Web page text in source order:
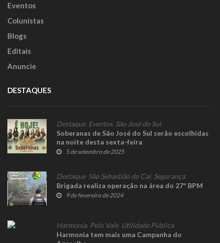
Eventos
Colunistas
Blogs
Editais
Anuncie
DESTAQUES
Destaque, Eventos, São José do Sul
Soberanas de São José do Sul serão escolhidas
na noite desta sexta-feira
5 de setembro de 2025
Destaque, São Sebastião do Caí, Segurança
Brigada realiza operação na área do 27º BPM
9 de fevereiro de 2024
Harmonia, Pelo Vale, Utilidade Pública
Harmonia tem mais uma Campanha do